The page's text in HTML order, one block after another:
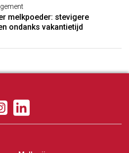
melkpoeder: stevigere
ondanks vakantietijd